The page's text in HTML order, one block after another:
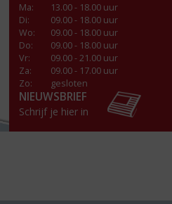
Ma:
13.00 - 18.00 uur
Di:
09.00 - 18.00 uur
Wo:
09.00 - 18.00 uur
Do:
09.00 - 18.00 uur
Vr:
09.00 - 21.00 uur
Za:
09.00 - 17.00 uur
Zo:
gesloten
NIEUWSBRIEF
Schrijf je hier in